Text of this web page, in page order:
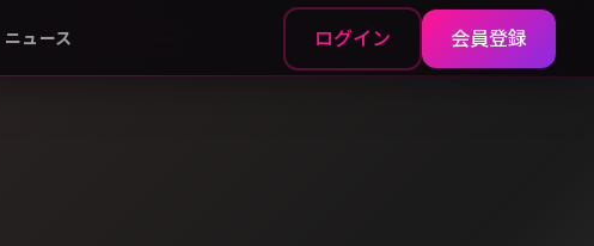
ニュース ログイン 会員登録